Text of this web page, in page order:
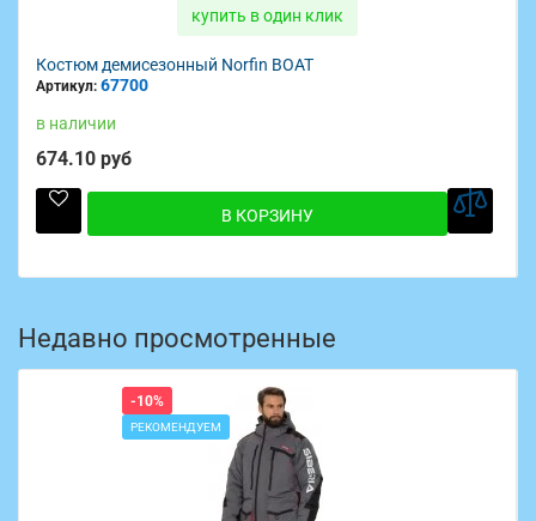
купить в один клик
Костюм демисезонный Norfin BOAT
Артикул: 67700
в наличии
674.10 руб
В КОРЗИНУ
Недавно просмотренные
-10%
РЕКОМЕНДУЕМ